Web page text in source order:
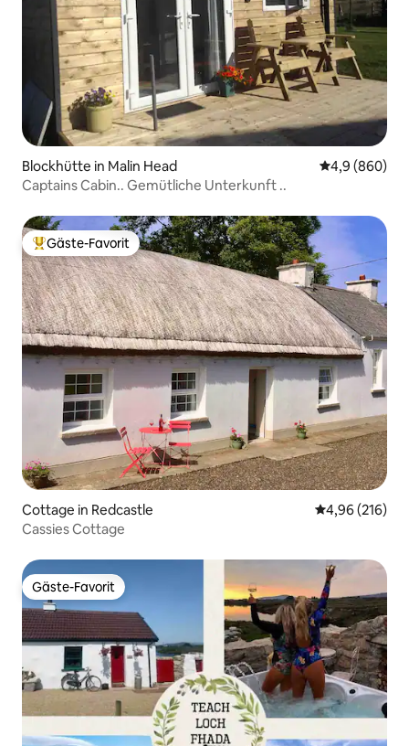
Blockhütte in Malin Head
4,9 (860)
Captains Cabin.. Gemütliche Unterkunft ..
Beliebter Gäste-Favorit.
Gäste-Favorit
Cottage in Redcastle
4,96 (216)
Cassies Cottage
Gäste-Favorit
Gäste-Favorit